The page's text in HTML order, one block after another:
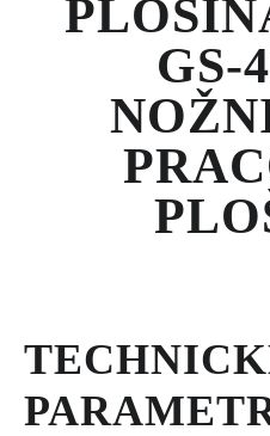
ENERGETICKÉ
TRACTO
POŽIČOVŇA
POUŽITÉ
MÔJSTROJ.SK
GS-